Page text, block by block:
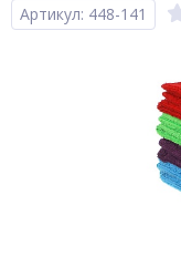
Артикул: 448-141